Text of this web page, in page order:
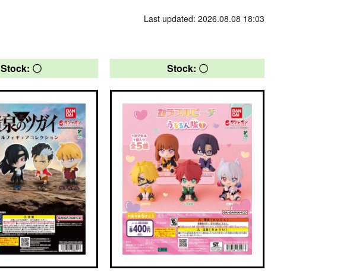
Last updated: 2026.08.08 18:03
Stock: 〇 Stock: 〇